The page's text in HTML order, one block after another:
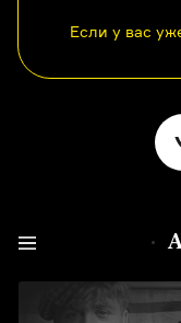
Если у вас